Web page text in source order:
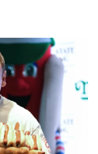
pelo menos 1.094 hot
a menos de vida, ou
com o estudo,
comer mais